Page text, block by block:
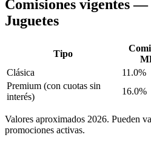
Comisiones vigentes —
Juguetes
Tipo
Clásica
11.0%
Premium (con cuotas sin
interés)
16.0%
Valores aproximados 2026. Pueden
promociones activas.